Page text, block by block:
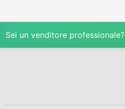
Sei un venditore professionale?